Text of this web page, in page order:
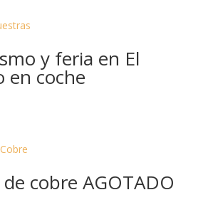
y feria en El
en coche
cobre AGOTADO